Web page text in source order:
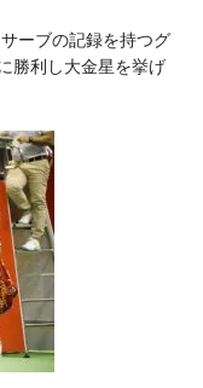
ーブの記録を持つグ
勝利し大金星を挙げ